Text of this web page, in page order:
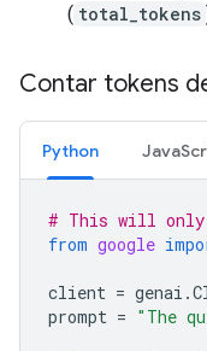
( total_tokens
Contar tokens
Python
# This will only
from google
client = genai .
prompt = "The